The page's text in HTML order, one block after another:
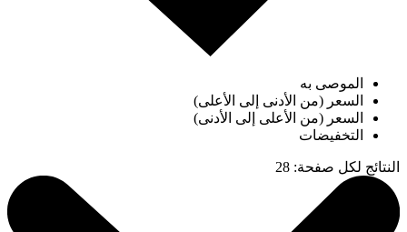
الموصى به
السعر (من الأدنى إلى الأعلى)
السعر (من الأعلى إلى الأدنى)
التخفيضات
النتائج لكل صفحة:
28